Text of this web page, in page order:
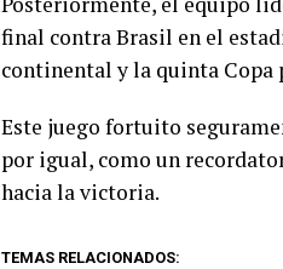
final contra Brasil en el
continental y la quinta Copa
Este juego fortuito
por igual, como un
hacia la victoria.
TEMAS RELACIONADOS: